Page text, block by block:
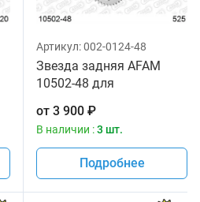
Артикул:002-0124-48
Звезда задняя AFAM
10502-48 для
от 3 900 ₽
В наличии :3 шт.
Подробнее